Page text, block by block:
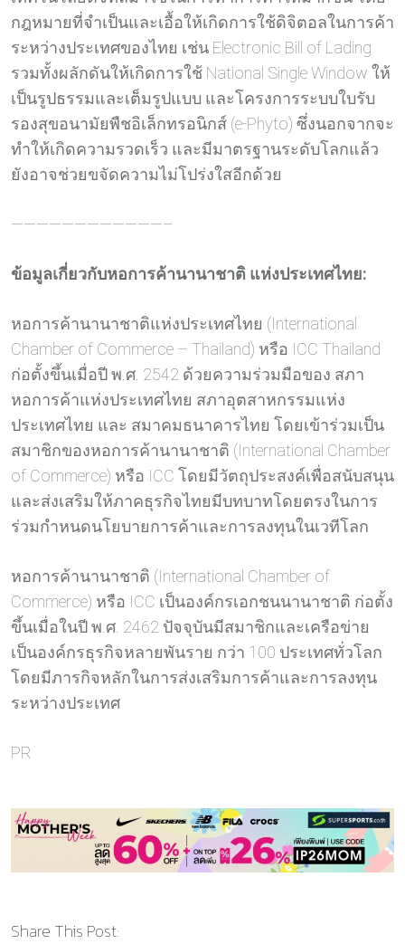
กฎหมายที่จำเป็นและเอื้อให้เกิดการใช้ดิจิตอลในการค้า
ระหว่างประเทศของไทย เช่น Electronic Bill of Lading
รวมทั้งผลักดันให้เกิดการใช้ National Single Window ให้
เป็นรูปธรรมและเต็มรูปแบบ และโครงการระบบใบรับ
รองสุขอนามัยพืชอิเล็กทรอนิกส์ (e-Phyto) ซึ่งนอกจากจะ
ทำให้เกิดความรวดเร็ว และมีมาตรฐานระดับโลกแล้ว
ยังอาจช่วยขจัดความไม่โปร่งใสอีกด้วย
————————————–
ข้อมูลเกี่ยวกับหอการค้านานาชาติ แห่งประเทศไทย:
หอการค้านานาชาติแห่งประเทศไทย (International
Chamber of Commerce – Thailand) หรือ ICC Thailand
ก่อตั้งขึ้นเมื่อปี พ.ศ. 2542 ด้วยความร่วมมือของ สภา
หอการค้าแห่งประเทศไทย สภาอุตสาหกรรมแห่ง
ประเทศไทย และ สมาคมธนาคารไทย โดยเข้าร่วมเป็น
สมาชิกของหอการค้านานาชาติ (International Chamber
of Commerce) หรือ ICC โดยมีวัตถุประสงค์เพื่อสนับสนุน
และส่งเสริมให้ภาคธุรกิจไทยมีบทบาทโดยตรงในการ
ร่วมกำหนดนโยบายการค้าและการลงทุนในเวทีโลก
หอการค้านานาชาติ (International Chamber of
Commerce) หรือ ICC เป็นองค์กรเอกชนนานาชาติ ก่อตั้ง
ขึ้นเมื่อในปี พ.ศ. 2462 ปัจจุบันมีสมาชิกและเครือข่าย
เป็นองค์กรธุรกิจหลายพันราย กว่า 100 ประเทศทั่วโลก
โดยมีภารกิจหลักในการส่งเสริมการค้าและการลงทุน
ระหว่างประเทศ
PR
Share This Post: